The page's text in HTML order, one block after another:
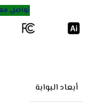
تواصل
أبعاد البوابة